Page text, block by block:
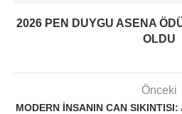
2026 PEN DUYGU ASENA
OLDU
Önceki
MODERN İNSANIN CAN